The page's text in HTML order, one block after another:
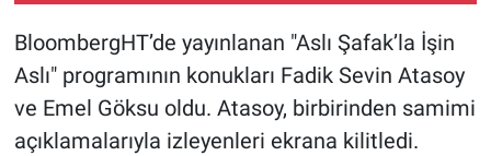
BloombergHT’de yayınlanan "Aslı Şafak’la İşin
Aslı" programının konukları Fadik Sevin Atasoy
ve Emel Göksu oldu. Atasoy, birbirinden samimi
açıklamalarıyla izleyenleri ekrana kilitledi.
İlan
Kimdir